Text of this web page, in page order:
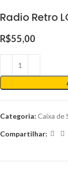
Radio Retro
R$55,00
Categoria: Caixa de
Compartilhar: